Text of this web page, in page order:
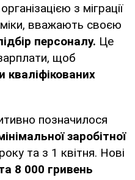
з міграції
вважають своєю
персоналу. Це
щоб
позначилося
заробітної
та з 1 квітня. Нові
8 000 гривень